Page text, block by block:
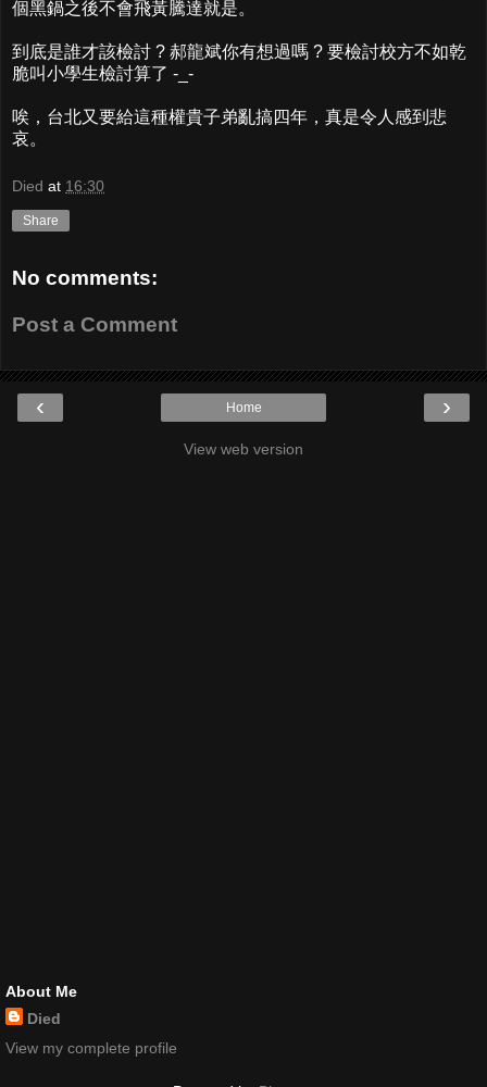
個黑鍋之後不會飛黃騰達就是。
到底是誰才該檢討 ? 郝龍斌你有想過嗎 ? 要檢討校方不如乾
脆叫小學生檢討算了 -_-
唉，台北又要給這種權貴子弟亂搞四年，真是令人感到悲
哀。
Died at 16:30
Share
No comments:
Post a Comment
‹ ›
Home
View web version
About Me
Died
View my complete profile